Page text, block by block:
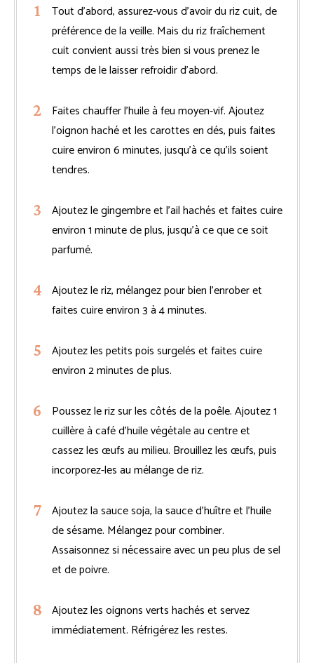
Tout d’abord, assurez-vous d’avoir du riz cuit, de
préférence de la veille. Mais du riz fraîchement
cuit convient aussi très bien si vous prenez le
temps de le laisser refroidir d’abord.
Faites chauffer l’huile à feu moyen-vif. Ajoutez
l’oignon haché et les carottes en dés, puis faites
cuire environ 6 minutes, jusqu’à ce qu’ils soient
tendres.
Ajoutez le gingembre et l’ail hachés et faites cuire
environ 1 minute de plus, jusqu’à ce que ce soit
parfumé.
Ajoutez le riz, mélangez pour bien l’enrober et
faites cuire environ 3 à 4 minutes.
Ajoutez les petits pois surgelés et faites cuire
environ 2 minutes de plus.
Poussez le riz sur les côtés de la poêle. Ajoutez 1
cuillère à café d’huile végétale au centre et
cassez les œufs au milieu. Brouillez les œufs, puis
incorporez-les au mélange de riz.
Ajoutez la sauce soja, la sauce d’huître et l’huile
de sésame. Mélangez pour combiner.
Assaisonnez si nécessaire avec un peu plus de sel
et de poivre.
Ajoutez les oignons verts hachés et servez
immédiatement. Réfrigérez les restes.